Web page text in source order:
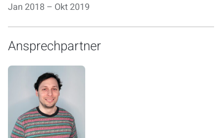
Jan 2018 – Okt 2019
Ansprechpartner